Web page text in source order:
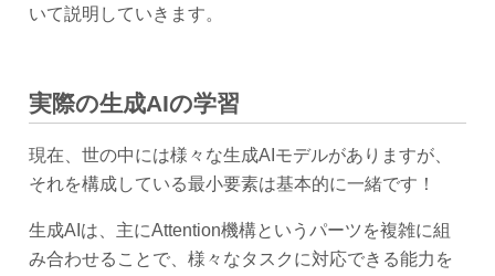
いて説明していきます。
実際の生成AIの学習
現在、世の中には様々な生成AIモデルがありますが、
それを構成している最小要素は基本的に一緒です！
生成AIは、主にAttention機構というパーツを複雑に組
み合わせることで、様々なタスクに対応できる能力を